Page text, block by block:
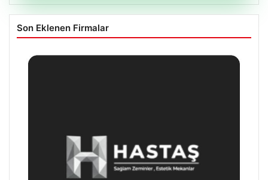
Son Eklenen Firmalar